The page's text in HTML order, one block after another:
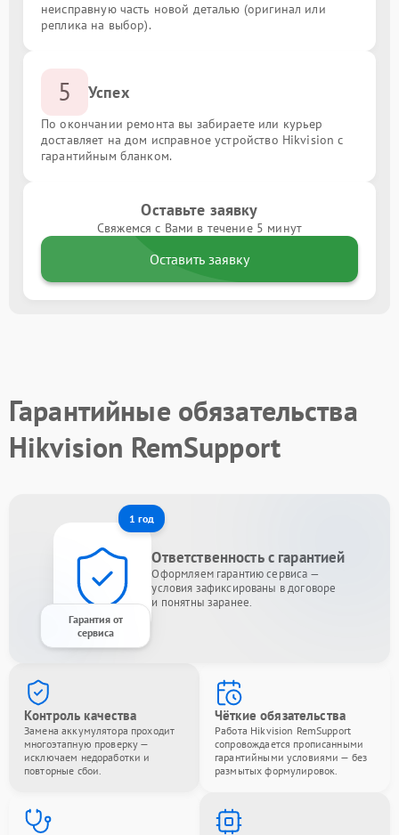
неисправную часть новой деталью (оригинал или
реплика на выбор).
5 Успех
По окончании ремонта вы забираете или курьер
доставляет на дом исправное устройство Hikvision с
гарантийным бланком.
Оставьте заявку
Свяжемся с Вами в течение 5 минут
Оставить заявку
Гарантийные обязательства
Hikvision RemSupport
1 год
Гарантия от
сервиса
Ответственность с гарантией
Оформляем гарантию сервиса —
условия зафиксированы в договоре
и понятны заранее.
Контроль качества
Замена аккумулятора проходит
многоэтапную проверку —
исключаем недоработки и
повторные сбои.
Чёткие обязательства
Работа Hikvision RemSupport
сопровождается прописанными
гарантийными условиями — без
размытых формулировок.